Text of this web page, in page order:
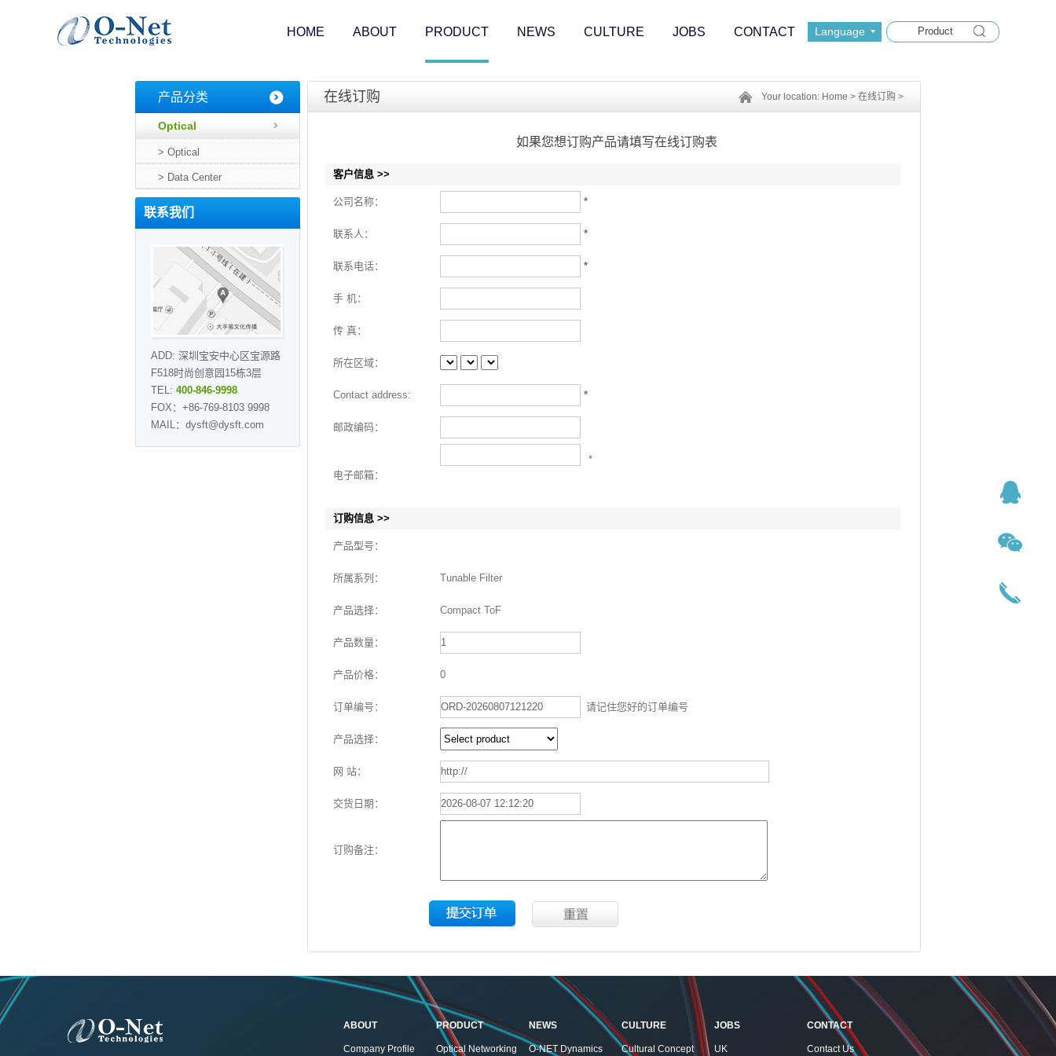
Language
HOME ABOUT PRODUCT NEWS CULTURE JOBS CONTACT
产品分类
Optical
Networking
Products
> Optical
Communication
Products
> Data Center
Products
联系我们
ADD: 深圳宝安中心区宝源路
F518时尚创意园15栋3层
TEL: 400-846-9998
FOX：+86-769-8103 9998
MAIL：dysft@dysft.com
在线订购 Your location: Home > 在线订购 >
如果您想订购产品请填写在线订购表
客户信息 >>
公司名称： *
联系人： *
联系电话： *
手 机：
传 真：
所在区域：
Contact address: *
邮政编码：
电子邮箱：
*
订购信息 >>
产品型号：
所属系列： Tunable Filter
产品选择： Compact ToF
产品数量：
产品价格： 0
订单编号： 请记住您好的订单编号
产品选择：
网 站：
交货日期：
订购备注：
ABOUT
Company Profile
PRODUCT
Optical Networking
NEWS
O-NET Dynamics
CULTURE
Cultural Concept
JOBS
UK
CONTACT
Contact Us